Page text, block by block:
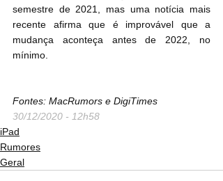
semestre de 2021, mas uma notícia mais
recente afirma que é improvável que a
mudança aconteça antes de 2022, no
mínimo.
Fontes: MacRumors e DigiTimes
30/12/2020 - 12h58
iPad
Rumores
Geral